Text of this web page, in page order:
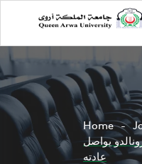
Home
يواصل
عادته